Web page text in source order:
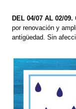
DEL 04/07 AL 02/09.
por renovación y
antigüedad. Sin